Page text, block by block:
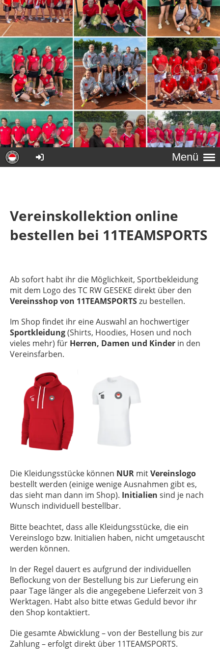
Menü
Vereinskollektion online
bestellen bei 11TEAMSPORTS
Ab sofort habt ihr die Möglichkeit, Sportbekleidung
mit dem Logo des TC RW GESEKE direkt über den
Vereinsshop von 11TEAMSPORTSzu bestellen.
Im Shop findet ihr eine Auswahl an hochwertiger
Sportkleidung(Shirts, Hoodies, Hosen und noch
vieles mehr) für Herren, Damen und Kinder in den
Vereinsfarben.
Die Kleidungsstücke können NUR mitVereinslogo
bestellt werden (einige wenige Ausnahmen gibt es,
das sieht man dann im Shop). Initialien sind je nach
Wunsch individuell bestellbar.
Bitte beachtet, dass alle Kleidungsstücke, die ein
Vereinslogo bzw. Initialien haben, nicht umgetauscht
werden können.
In der Regel dauert es aufgrund der individuellen
Beflockung von der Bestellung bis zur Lieferung ein
paar Tage länger als die angegebene Lieferzeit von 3
Werktagen. Habt also bitte etwas Geduld bevor ihr
den Shop kontaktiert.
Die gesamte Abwicklung – von der Bestellung bis zur
Zahlung – erfolgt direkt über 11TEAMSPORTS.